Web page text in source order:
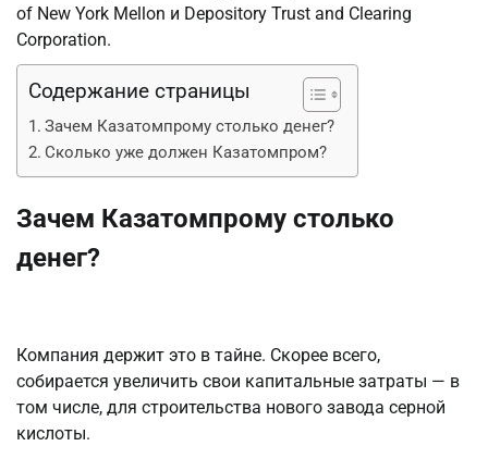
of New York Mellon и Depository Trust and Clearing
Corporation.
Содержание страницы
Зачем Казатомпрому столько денег?
Сколько уже должен Казатомпром?
Зачем Казатомпрому столько
денег?
Компания держит это в тайне. Скорее всего,
собирается увеличить свои капитальные затраты — в
том числе, для строительства нового завода серной
кислоты.